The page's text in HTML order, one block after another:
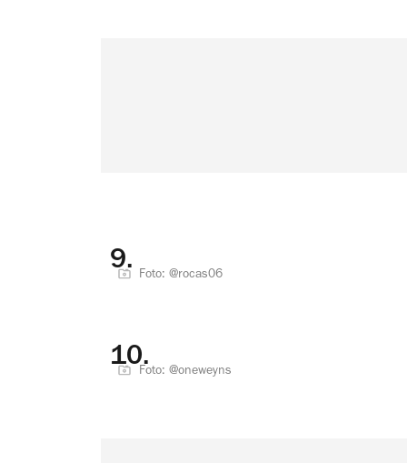
9. Foto: @rocas06
10.Foto: @oneweyns